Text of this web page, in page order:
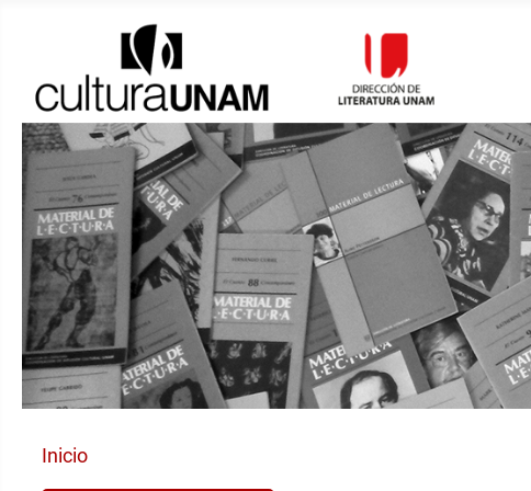
Inicio